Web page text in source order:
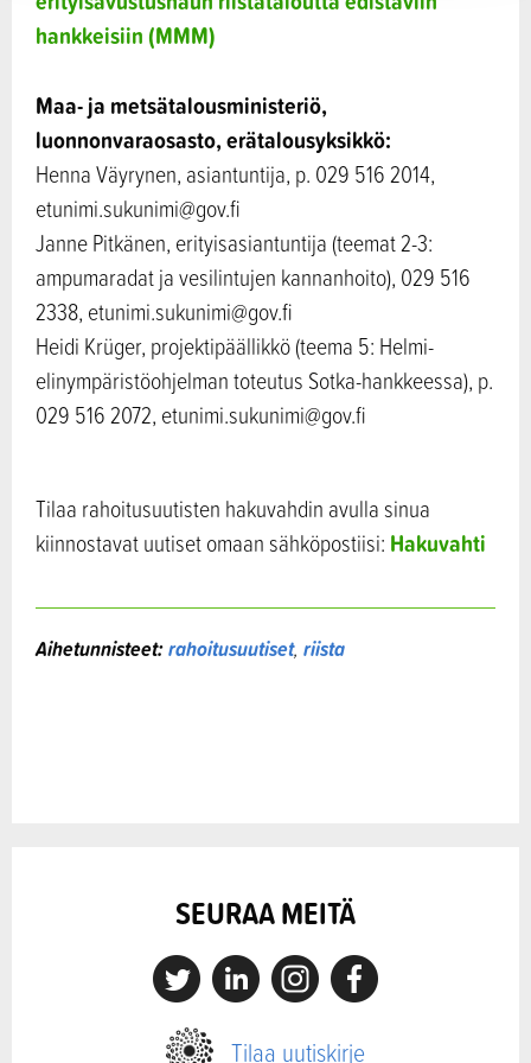
hankkeisiin (MMM)
Maa- ja metsätalousministeriö,
luonnonvaraosasto, erätalousyksikkö:
Henna Väyrynen, asiantuntija, p. 029 516 2014,
etunimi.sukunimi@gov.fi
Janne Pitkänen, erityisasiantuntija (teemat 2-3:
ampumaradat ja vesilintujen kannanhoito), 029 516
2338, etunimi.sukunimi@gov.fi
Heidi Krüger, projektipäällikkö (teema 5: Helmi-
elinympäristöohjelman toteutus Sotka-hankkeessa), p.
029 516 2072, etunimi.sukunimi@gov.fi
Tilaa rahoitusuutisten hakuvahdin avulla sinua
kiinnostavat uutiset omaan sähköpostiisi: Hakuvahti
Aihetunnisteet:rahoitusuutiset, riista
SEURAA MEITÄ
X LinkedinInstagramFacebook
Tilaa uutiskirje